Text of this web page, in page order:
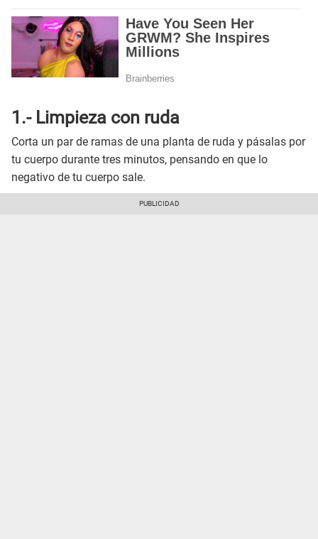
1.- Limpieza con ruda
Corta un par de ramas de una planta de ruda y pásalas por
tu cuerpo durante tres minutos, pensando en que lo
negativo de tu cuerpo sale.